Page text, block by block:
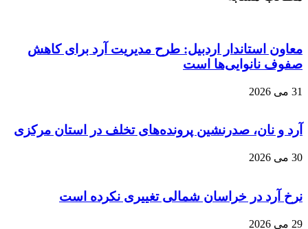
معاون استاندار اردبیل: طرح مدیریت آرد برای کاهش
صفوف نانوایی‌ها است
31 می 2026
آرد و نان، صدرنشین پروند‌ه‌های تخلف در استان مرکزی
30 می 2026
نرخ آرد در خراسان شمالی تغییری نکرده است
29 می 2026